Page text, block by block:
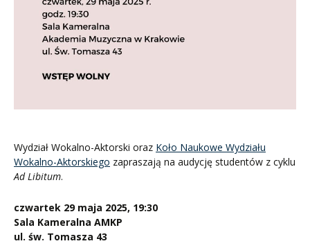
Wydział Wokalno-Aktorski oraz Koło Naukowe Wydziału
Wokalno-Aktorskiego zapraszają na audycję studentów z cyklu
Ad Libitum.
czwartek 29 maja 2025, 19:30
Sala Kameralna AMKP
ul. św. Tomasza 43